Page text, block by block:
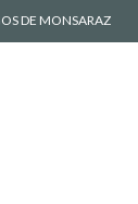
DE MONSARAZ